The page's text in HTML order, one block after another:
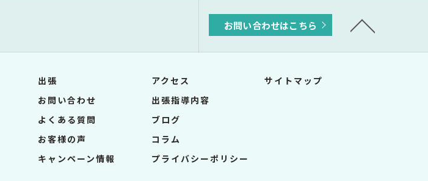
お問い合わせはこちら
出張
お問い合わせ
よくある質問
お客様の声
キャンペーン情報
アクセス
出張指導内容
ブログ
コラム
プライバシーポリシー
サイトマップ